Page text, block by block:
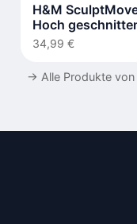
H&M
Hoch
Leggings
34,99 €
→ Alle Produkte von